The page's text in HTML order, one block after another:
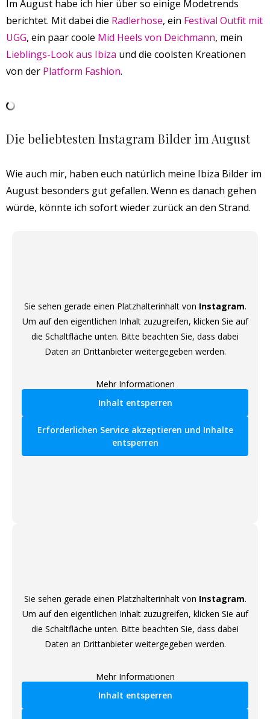
Im August habe ich hier über so einige Modetrends
berichtet. Mit dabei die Radlerhose, ein Festival Outfit mit
UGG, ein paar coole Mid Heels von Deichmann, mein
Lieblings-Look aus Ibiza und die coolsten Kreationen
von der Platform Fashion.
Die beliebtesten Instagram Bilder im August
Wie auch mir, haben euch natürlich meine Ibiza Bilder im
August besonders gut gefallen. Wenn es danach gehen
würde, könnte ich sofort wieder zurück an den Strand.
Sie sehen gerade einen Platzhalterinhalt von Instagram.
Um auf den eigentlichen Inhalt zuzugreifen, klicken Sie auf
die Schaltfläche unten. Bitte beachten Sie, dass dabei
Daten an Drittanbieter weitergegeben werden.
Mehr Informationen
Inhalt entsperren
Erforderlichen Service akzeptieren und Inhalte
entsperren
Sie sehen gerade einen Platzhalterinhalt von Instagram.
Um auf den eigentlichen Inhalt zuzugreifen, klicken Sie auf
die Schaltfläche unten. Bitte beachten Sie, dass dabei
Daten an Drittanbieter weitergegeben werden.
Mehr Informationen
Inhalt entsperren